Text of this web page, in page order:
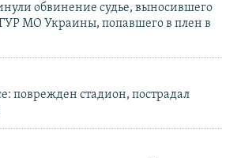
обвинение судье, выносившего
МО Украины, попавшего в плен в
поврежден стадион, пострадал